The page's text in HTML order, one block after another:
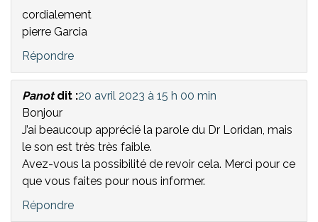
cordialement
pierre Garcia
Répondre
Panot dit :20 avril 2023 à 15 h 00 min
Bonjour
J’ai beaucoup apprécié la parole du Dr Loridan, mais
le son est très très faible.
Avez-vous la possibilité de revoir cela. Merci pour ce
que vous faites pour nous informer.
Répondre